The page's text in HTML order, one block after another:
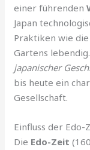
einer führenden
Japan
Praktiken wie
Gartens
japanischer
bis heute ein
Gesellschaft.
Einfluss der Edo-
Die Edo-Zeit